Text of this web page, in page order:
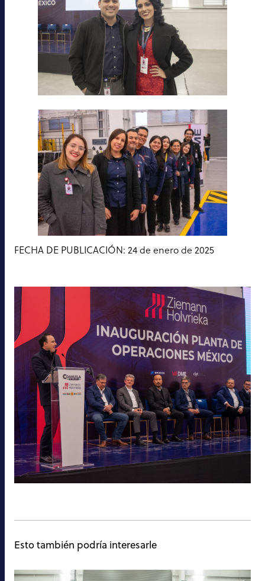
FECHA DE PUBLICACIÓN: 24 de enero de 2025
Esto también podría interesarle